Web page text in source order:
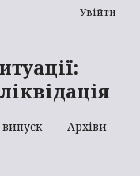
Архіви
Увійти